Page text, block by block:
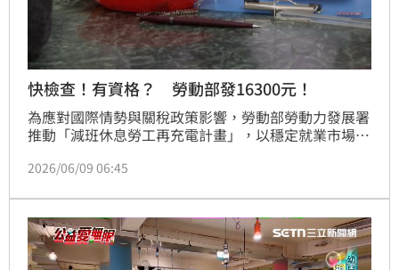
快檢查！有資格？ 勞動部發16300元！
為應對國際情勢與關稅政策影響，勞動部勞動力發展署
推動「減班休息勞工再充電計畫」，以穩定就業市場。
程，每月最高可領取16,300元訓練津貼。企業若在減班
350萬元訓練費用補助。此計畫旨在協助企業留用人才
與勞工精進技能，減輕薪資損失衝擊，為未來景氣回溫
做好準備，縮短產業調適期並厚植競爭力。
2026/06/09 06:45